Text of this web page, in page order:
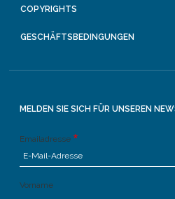
COPYRIGHTS
GESCHÄFTSBEDINGUNGEN
MELDEN SIE SICH FÜR UNSEREN
Emailadresse
Vorname